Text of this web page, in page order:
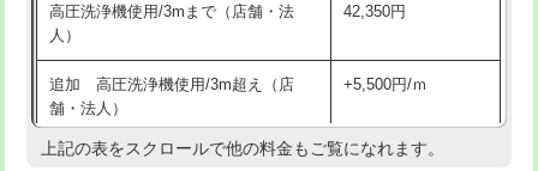
給水管工事※（土の掘削・埋め戻し作
業)
11,000円
給水管工事※（塩ビ管（VP・HI）使
用/3ｍまで)
33,000円
給水管工事※（塩ビ管（VP・HI）使
+8,800円
高圧洗浄機使用/3mまで（店舗・法
人）
42,350円
追加 高圧洗浄機使用/3m超え（店
舗・法人）
+5,500円/ｍ
高度高圧洗浄換 現地調査
上記の表をスクロールで他の料金もご覧になれます。